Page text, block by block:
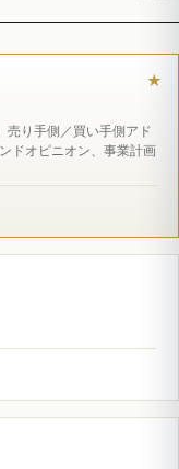
売り手側／買い手側アド
ドオピニオン、事業計画